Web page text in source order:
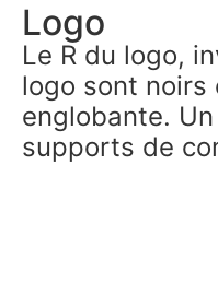
Logo
Le R du logo,
logo sont
englobante.
supports de